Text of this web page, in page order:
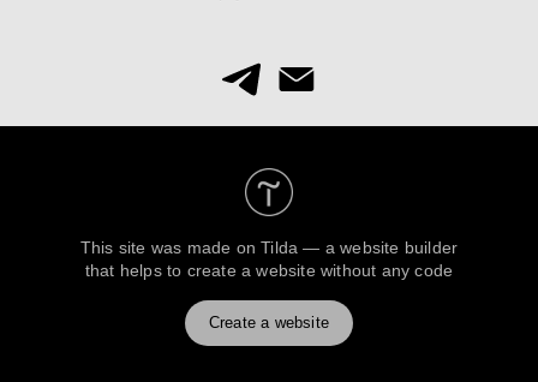
This site was made onTilda — a website builder
that helps to create a website without any code
Create a website